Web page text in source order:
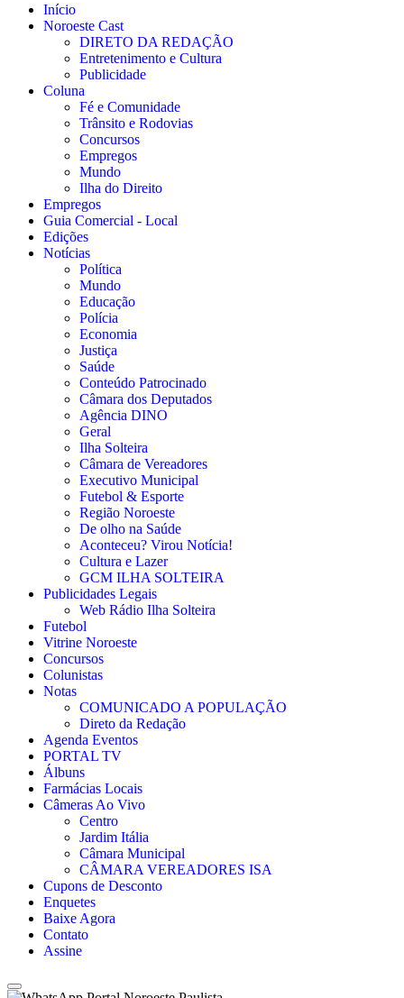
Início
Noroeste Cast
DIRETO DA REDAÇÃO
Entretenimento e Cultura
Publicidade
Coluna
Fé e Comunidade
Trânsito e Rodovias
Concursos
Empregos
Mundo
Ilha do Direito
Empregos
Guia Comercial - Local
Edições
Notícias
Política
Mundo
Educação
Polícia
Economia
Justiça
Saúde
Conteúdo Patrocinado
Câmara dos Deputados
Agência DINO
Geral
Ilha Solteira
Câmara de Vereadores
Executivo Municipal
Futebol & Esporte
Região Noroeste
De olho na Saúde
Aconteceu? Virou Notícia!
Cultura e Lazer
GCM ILHA SOLTEIRA
Publicidades Legais
Web Rádio Ilha Solteira
Futebol
Vitrine Noroeste
Concursos
Colunistas
Notas
COMUNICADO A POPULAÇÃO
Direto da Redação
Agenda Eventos
PORTAL TV
Álbuns
Farmácias Locais
Câmeras Ao Vivo
Centro
Jardim Itália
Câmara Municipal
CÂMARA VEREADORES ISA
Cupons de Desconto
Enquetes
Baixe Agora
Contato
Assine